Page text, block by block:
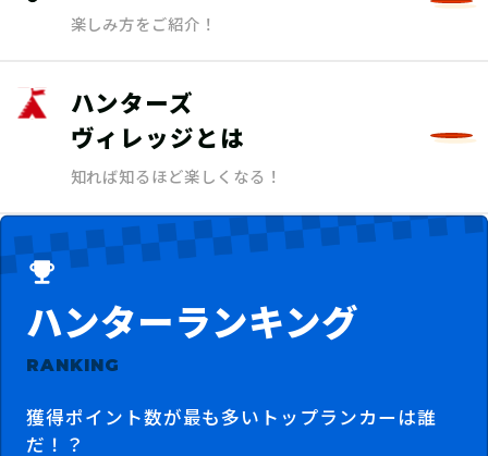
楽しみ方をご紹介！
ハンターズ
ヴィレッジとは
知れば知るほど楽しくなる！
ハンターランキング
RANKING
獲得ポイント数が最も多いトップランカーは誰
だ！？